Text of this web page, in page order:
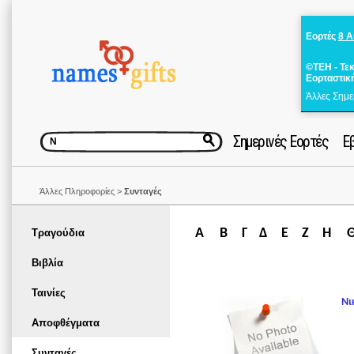
Εορτές 8
©ΤΕΗ -
Άλλες
Σημερινές Εορτές
Άλλες Πληροφορίες > Συνταγές
Τραγούδια
Βιβλία
Ταινίες
Αποφθέγματα
Α Β Γ Δ Ε Ζ Η